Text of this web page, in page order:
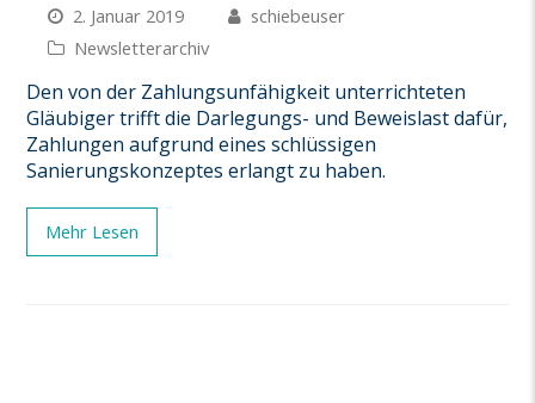
2. Januar 2019
schiebeuser
Newsletterarchiv
Den von der Zahlungsunfähigkeit unterrichteten
Gläubiger trifft die Darlegungs- und Beweislast dafür,
Zahlungen aufgrund eines schlüssigen
Sanierungskonzeptes erlangt zu haben.
Mehr Lesen